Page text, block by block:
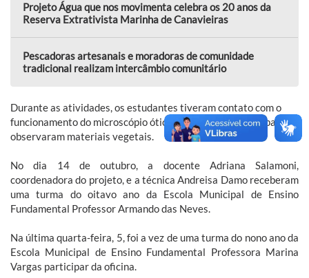
Projeto Água que nos movimenta celebra os 20 anos da
Reserva Extrativista Marinha de Canavieiras
Pescadoras artesanais e moradoras de comunidade
tradicional realizam intercâmbio comunitário
Durante as atividades, os estudantes tiveram contato com o
funcionamento do microscópio ótico e estereoscópico (lupa) e
observaram materiais vegetais.
No dia 14 de outubro, a docente Adriana Salamoni,
coordenadora do projeto, e a técnica Andreisa Damo receberam
uma turma do oitavo ano da Escola Municipal de Ensino
Fundamental Professor Armando das Neves.
Na última quarta-feira, 5, foi a vez de uma turma do nono ano da
Escola Municipal de Ensino Fundamental Professora Marina
Vargas participar da oficina.